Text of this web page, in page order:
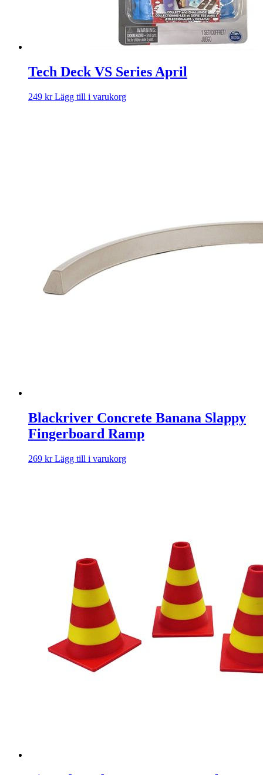
Tech Deck VS Series April
249 kr Lägg till i varukorg
Blackriver Concrete Banana Slappy
Fingerboard Ramp
269 kr Lägg till i varukorg